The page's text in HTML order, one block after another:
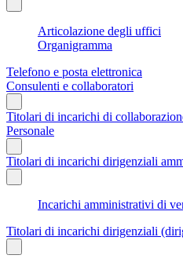
Articolazione degli uffici
Organigramma
Telefono e posta elettronica
Consulenti e collaboratori
Titolari di incarichi di
Personale
Titolari di incarichi dirigenziali
Incarichi amministrativi di
Titolari di incarichi dirigenziali